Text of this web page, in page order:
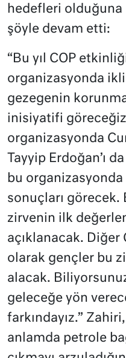
hedefleri olduğuna
şöyle devam etti:
“Bu yıl COP
organizasyonda
gezegenin
inisiyatifi
organizasyonda
Tayyip Erdoğan’ı
bu organizasyonda
sonuçları görecek.
zirvenin ilk
açıklanacak. Diğer
olarak gençler bu
alacak.
geleceğe yön
farkındayız.”
anlamda petrole